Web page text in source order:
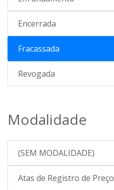
Encerrada
Fracassada
Revogada
Modalidade
(SEM MODALIDADE)
Atas de Registro de Preço